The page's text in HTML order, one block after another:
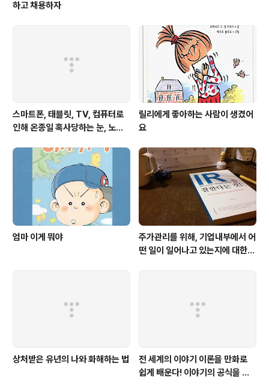
하고 채용하자
스마트폰, 태블릿, TV, 컴퓨터로
인해 온종일 혹사당하는 눈, 노안
릴리에게 좋아하는 사람이 생겼어
요
엄마 이게 뭐야
주가관리를 위해, 기업내부에서 어
떤 일이 일어나고 있는지에 대한
상처받은 유년의 나와 화해하는 법
전 세계의 이야기 이론을 만화로
쉽게 배운다! 이야기의 공식을 따